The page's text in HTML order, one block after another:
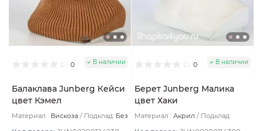
0 В наличии
Балаклава Junberg Кейси
цвет Кэмел
Материал : Вискоза Подклад: Без
0 В наличии
Берет Junberg Малика
цвет Хаки
Материал : Акрил
Подклад: